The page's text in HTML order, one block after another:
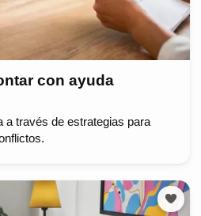
con ayuda
a través de estrategias para